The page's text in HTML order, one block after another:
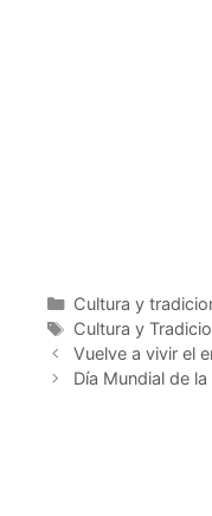
Cultura y
Cultura y
Vuelve a vivir el
Día Mundial de